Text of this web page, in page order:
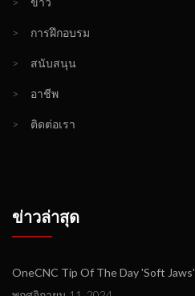
> การฝึกอบรม
> สนับสนุน
> อาชีพ
> ติดต่อเรา
ข่าวล่าสุด
OneCNC Tip Of The Day 'Soft Jaws'